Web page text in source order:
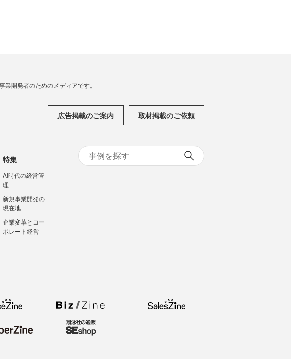
開発者のためのメディアです。
広告掲載のご案内 取材掲載のご依頼
特集
AI時代の経営管
理
新規事業開発の
現在地
企業変革とコー
ポレート経営